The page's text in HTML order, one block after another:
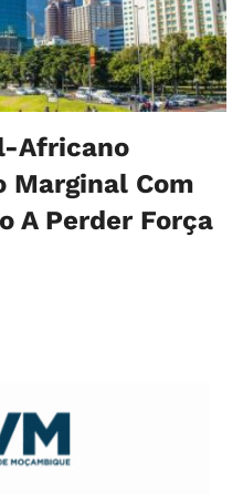
Africano
Marginal Com
A Perder Força